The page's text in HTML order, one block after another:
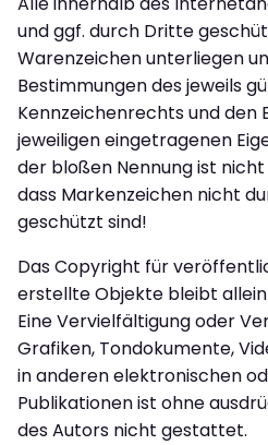
und ggf. durch Dritte
Warenzeichen unterliegen
Bestimmungen des jeweils
Kennzeichenrechts und den
jeweiligen eingetragenen
der bloßen Nennung ist nicht
dass Markenzeichen nicht
geschützt sind!
Das Copyright für
erstellte Objekte bleibt
Eine Vervielfältigung oder
Grafiken, Tondokumente,
in anderen elektronischen
Publikationen ist ohne
des Autors nicht gestattet.